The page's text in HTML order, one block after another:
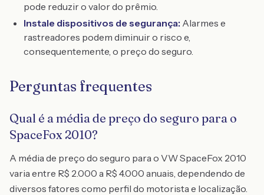
pode reduzir o valor do prêmio.
Instale dispositivos de segurança: Alarmes e
rastreadores podem diminuir o risco e,
consequentemente, o preço do seguro.
Perguntas frequentes
Qual é a média de preço do seguro para o
SpaceFox 2010?
A média de preço do seguro para o VW SpaceFox 2010
varia entre R$ 2.000 a R$ 4.000 anuais, dependendo de
diversos fatores como perfil do motorista e localização.